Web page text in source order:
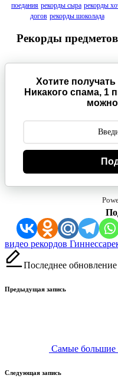
поедания рекорды сыра рекорды
догов рекорды шоколада
Рекорды предметов
Хотите
Никакого спама, 1
можно
Метки:
видео рекордов Гиннесса
Последнее
Навигация
Предыдущая запись
Самые большие
Следующая запись